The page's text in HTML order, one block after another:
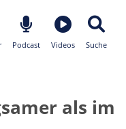
Podcast Videos Suche
als im